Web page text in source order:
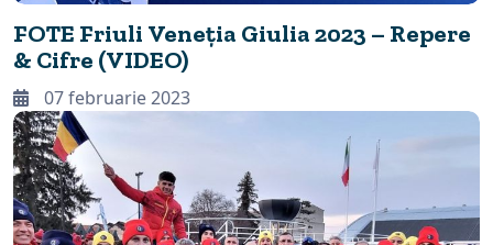
FOTE Friuli Veneția Giulia 2023 – Repere
& Cifre (VIDEO)
07 februarie 2023